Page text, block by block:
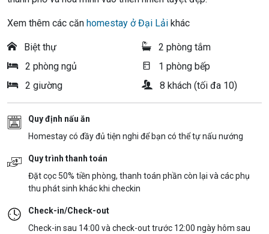
Xem thêm các căn homestay ở Đại Lải khác
Biệt thự
2 phòng tắm
2 phòng ngủ
1 phòng bếp
2 giường
8 khách (tối đa 10)
Quy định nấu ăn
Homestay có đầy đủ tiện nghi để bạn có thể tự nấu nướng
Quy trình thanh toán
Đặt cọc 50% tiền phòng, thanh toán phần còn lại và các phụ
thu phát sinh khác khi checkin
Check-in/Check-out
Check-in sau 14:00 và check-out trước 12:00 ngày hôm sau